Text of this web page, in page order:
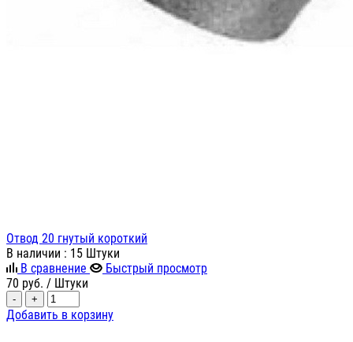
Отвод 20 гнутый короткий
В наличии : 15 Штуки
В сравнение
Быстрый просмотр
70 руб. / Штуки
- +
Добавить в корзину